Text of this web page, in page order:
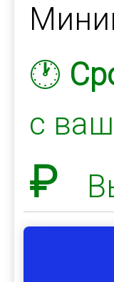
🕐
с
₽